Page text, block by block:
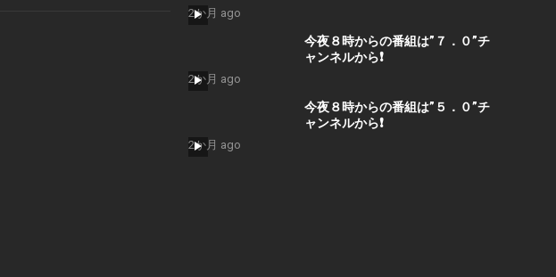
2か月 ago
今夜８時からの番組は”７．０”チ
ャンネルから❗️
2か月 ago
今夜８時からの番組は”５．０”チ
ャンネルから❗️
2か月 ago